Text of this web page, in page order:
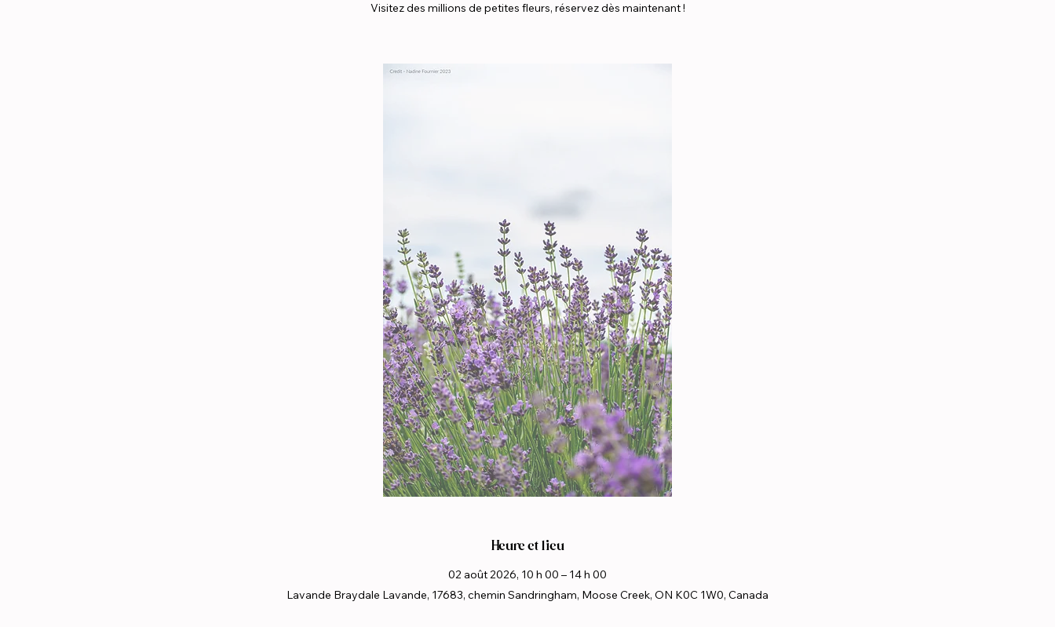
Visitez des millions de petites fleurs, réservez dès maintenant !
Heure et lieu
02 août 2026, 10 h 00 – 14 h 00
Lavande Braydale Lavande, 17683, chemin Sandringham, Moose Creek, ON K0C 1W0, Canada